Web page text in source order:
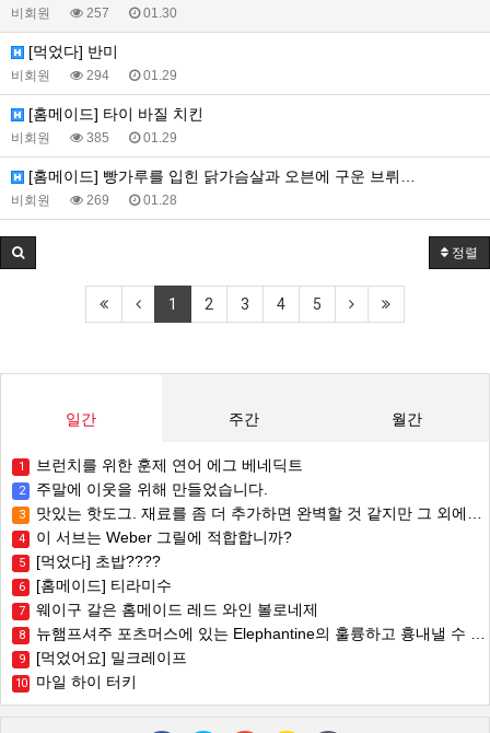
비회원 257 01.30
[먹었다] 반미
비회원 294 01.29
[홈메이드] 타이 바질 치킨
비회원 385 01.29
[홈메이드] 빵가루를 입힌 닭가슴살과 오븐에 구운 브뤼…
비회원 269 01.28
정렬
1 2 3 4 5
일간 주간 월간
1 브런치를 위한 훈제 연어 에그 베네딕트
2 주말에 이웃을 위해 만들었습니다.
3 맛있는 핫도그. 재료를 좀 더 추가하면 완벽할 것 같지만 그 외에는 괜찮습니다.
4 이 서브는 Weber 그릴에 적합합니까?
5 [먹었다] 초밥????
6 [홈메이드] 티라미수
7 웨이구 갈은 홈메이드 레드 와인 볼로네제
8 뉴햄프셔주 포츠머스에 있는 Elephantine의 훌륭하고 흉내낼 수 없는 시밋 아침 샌드위치(잼 계란, 강판 비트, 시금치, 자타르 페타 치즈, 후무스)
9 [먹었어요] 밀크레이프
10 마일 하이 터키